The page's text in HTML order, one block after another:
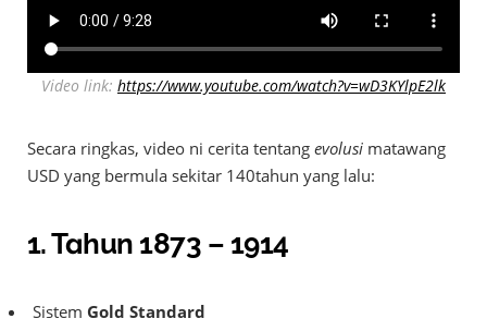
Video link: https://www.youtube.com/watch?v=wD3KYlpE2lk
Secara ringkas, video ni cerita tentang evolusi matawang
USD yang bermula sekitar 140tahun yang lalu:
1.Tahun 1873 – 1914
Sistem Gold Standard